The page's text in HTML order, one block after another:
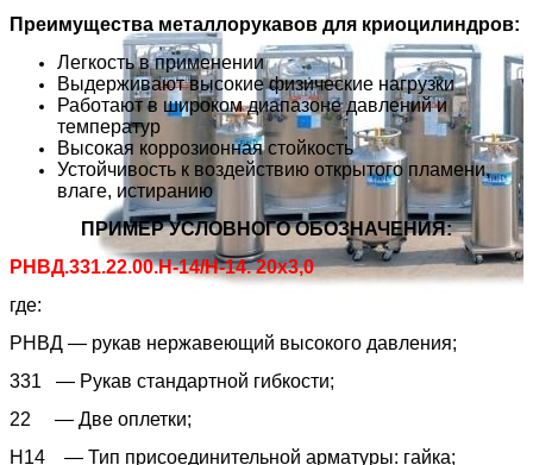
Преимущества металлорукавов для криоцилиндров:
Легкость в применении
Выдерживают высокие физические нагрузки
Работают в широком диапазоне давлений и
температур
Высокая коррозионная стойкость
Устойчивость к воздействию открытого пламени,
влаге, истиранию
ПРИМЕР УСЛОВНОГО ОБОЗНАЧЕНИЯ:
РНВД.331.22.00.Н-14/Н-14. 20х3,0
где:
РНВД — рукав нержавеющий высокого давления;
331 — Рукав стандартной гибкости;
22 — Две оплетки;
Н14 — Тип присоединительной арматуры: гайка;